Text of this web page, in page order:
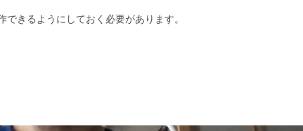
きるようにしておく必要があります。